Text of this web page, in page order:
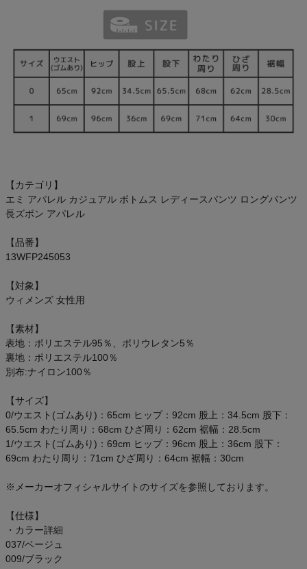
【カテゴリ】
エミ アパレル カジュアル ボトムス レディースパンツ ロングパンツ
長ズボン アパレル
【品番】
13WFP245053
【対象】
ウィメンズ 女性用
【素材】
表地：ポリエステル95％、ポリウレタン5％
裏地：ポリエステル100％
別布:ナイロン100％
【サイズ】
0/ウエスト(ゴムあり)：65cm ヒップ：92cm 股上：34.5cm 股下：
65.5cm わたり周り：68cm ひざ周り：62cm 裾幅：28.5cm
1/ウエスト(ゴムあり)：69cm ヒップ：96cm 股上：36cm 股下：
69cm わたり周り：71cm ひざ周り：64cm 裾幅：30cm
※メーカーオフィシャルサイトのサイズを参照しております。
【仕様】
・カラー詳細
037/ベージュ
009/ブラック